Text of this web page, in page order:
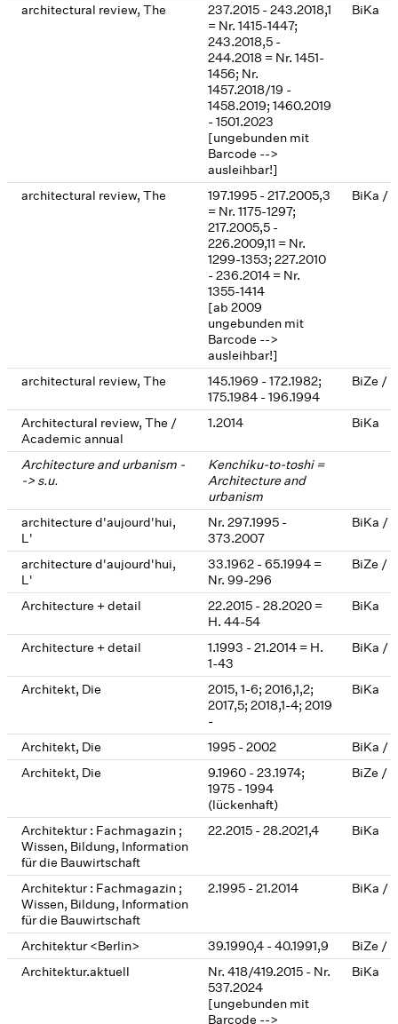
architectural review, The
237.2015 - 243.2018,1
= Nr. 1415-1447;
243.2018,5 -
244.2018 = Nr. 1451-
1456; Nr.
1457.2018/19 -
1458.2019; 1460.2019
- 1501.2023
[ungebunden mit
Barcode -->
ausleihbar!]
BiKa
architectural review, The
197.1995 - 217.2005,3
= Nr. 1175-1297;
217.2005,5 -
226.2009,11 = Nr.
1299-1353; 227.2010
- 236.2014 = Nr.
1355-1414
[ab 2009
ungebunden mit
Barcode -->
ausleihbar!]
BiKa /
architectural review, The
145.1969 - 172.1982;
175.1984 - 196.1994
BiZe /
Architectural review, The /
Academic annual
1.2014 BiKa
Architecture and urbanism -
-> s.u.
Kenchiku-to-toshi =
Architecture and
urbanism
architecture d'aujourd'hui,
L'
Nr. 297.1995 -
373.2007
BiKa /
architecture d'aujourd'hui,
L'
33.1962 - 65.1994 =
Nr. 99-296
BiZe /
Architecture + detail
22.2015 - 28.2020 =
H. 44-54
BiKa
Architecture + detail
1.1993 - 21.2014 = H.
1-43
BiKa /
Architekt, Die
2015, 1-6; 2016,1,2;
2017,5; 2018,1-4; 2019
-
BiKa
Architekt, Die 1995 - 2002
BiKa /
Architekt, Die
9.1960 - 23.1974;
1975 - 1994
(lückenhaft)
BiZe /
Architektur : Fachmagazin ;
Wissen, Bildung, Information
für die Bauwirtschaft
22.2015 - 28.2021,4 BiKa
Architektur : Fachmagazin ;
Wissen, Bildung, Information
für die Bauwirtschaft
2.1995 - 21.2014 BiKa /
Architektur <Berlin> 39.1990,4 - 40.1991,9
BiZe /
Architektur.aktuell
Nr. 418/419.2015 - Nr.
537.2024
[ungebunden mit
Barcode -->
BiKa